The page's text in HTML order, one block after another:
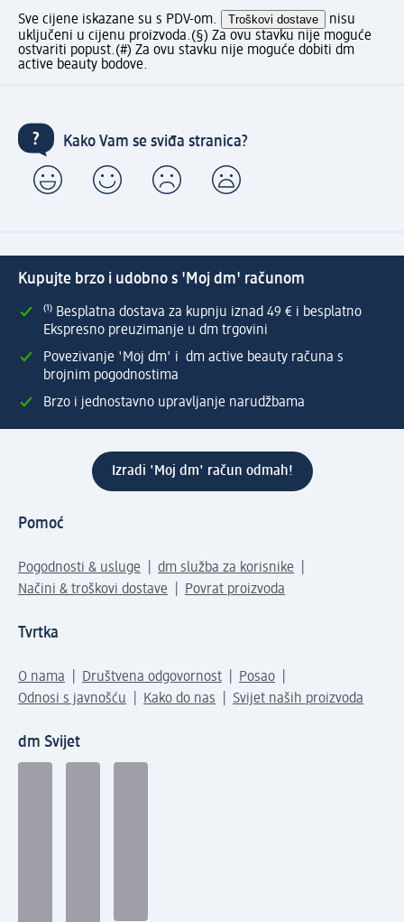
Sve cijene iskazane su s PDV-om. Troškovi dostave
nisu
uključeni u cijenu proizvoda.(§) Za ovu stavku nije moguće
ostvariti popust.(#) Za ovu stavku nije moguće dobiti dm
active beauty bodove.
Kako Vam se sviđa stranica?
Kupujte brzo i udobno s 'Moj dm' računom
⁽¹⁾ Besplatna dostava za kupnju iznad 49 € i besplatno
Ekspresno preuzimanje u dm trgovini
Povezivanje 'Moj dm' i dm active beauty računa s
brojnim pogodnostima
Brzo i jednostavno upravljanje narudžbama
Izradi 'Moj dm' račun odmah!
Pomoć
Pogodnosti & usluge
dm služba za korisnike
Načini & troškovi dostave
Povrat proizvoda
Tvrtka
O nama Društvena odgovornost
Posao
Odnosi s javnošću
Kako do nas Svijet naših proizvoda
dm Svijet